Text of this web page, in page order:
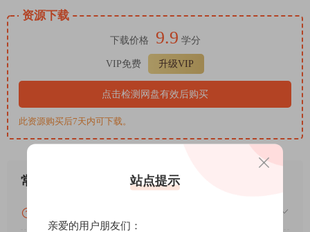
这款采样包为你提供了必不可少的样本，帮助你制作下一首热门
歌曲，包括鼓点、打击乐、808贝斯、旋律、钢琴、垫音、拨
弦、弦乐、人声、音效等等。
包含的MIDI文件使你能够全面掌控项目，将旋律应用于任何声
音。或者，你也可以直接将WAV文件拖放到你选择的DAW（数字
音频工作站）中，开始制作你的下一首曲目。
所有内容都经过精心混音和均衡处理，以达到最大可用性和冲击
力。你甚至可以编辑和切分循环，使它们变得独一无二。
产品详情：
– 88个WAV循环（包括鼓点、旋律、人声、音效）
– 72个MIDI文件
– 24位/44.1kHz WAV质量
资源下载
下载价格 9.9 学分
VIP免费 升级VIP
点击检测网盘有效后购买
此资源购买后7天内可下载。
常见问题 站点提示
亲爱的用户朋友们：